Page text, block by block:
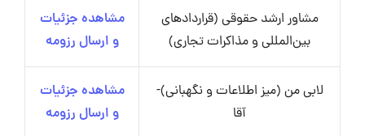
مشاور ارشد حقوقی (قراردادهای
بین‌المللی و مذاکرات تجاری)
مشاهده جزئیات
و ارسال رزومه
لابی‌ من (میز اطلاعات و نگهبانی)-
آقا
مشاهده جزئیات
و ارسال رزومه